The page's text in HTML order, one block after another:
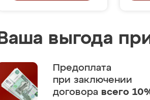
Ваша выгода
Предоплата
при заключении
договора всего